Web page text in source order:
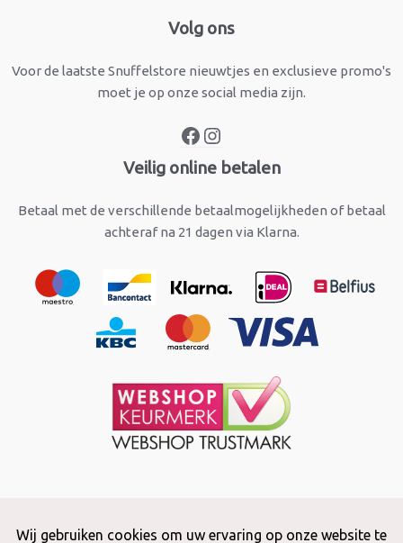
Volg ons
Voor de laatste Snuffelstore nieuwtjes en exclusieve promo's
moet je op onze social media zijn.
Facebook
Veilig online betalen
Betaal met de verschillende betaalmogelijkheden of betaal
achteraf na 21 dagen via Klarna.